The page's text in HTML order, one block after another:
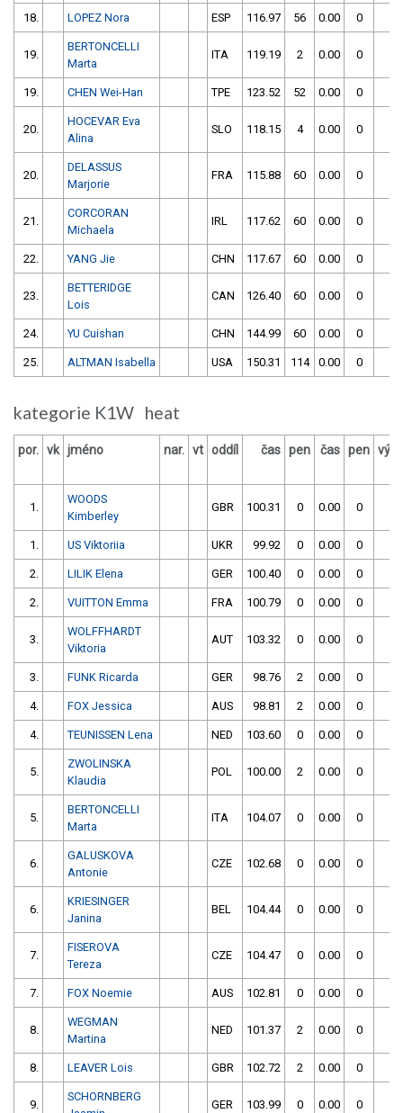
18. LOPEZ Nora ESP 116.97 56 0.00 0
19.
BERTONCELLI
Marta
ITA 119.19 2 0.00 0
19. CHEN Wei-Han TPE 123.52 52 0.00 0
20.
HOCEVAR Eva
Alina
SLO 118.15 4 0.00 0
20.
DELASSUS
Marjorie
FRA 115.88 60 0.00 0
21.
CORCORAN
Michaela
IRL 117.62 60 0.00 0
22. YANG Jie CHN 117.67 60 0.00 0
23.
BETTERIDGE
Lois
CAN 126.40 60 0.00 0
24. YU Cuishan CHN 144.99 60 0.00 0
25. ALTMAN Isabella USA 150.31 114 0.00 0
kategorie K1W heat
por. vk jméno nar. vt oddíl čas pen čas pen
1.
WOODS
Kimberley
GBR 100.31 0 0.00 0
1. US Viktoriia UKR 99.92 0 0.00 0
2. LILIK Elena GER 100.40 0 0.00 0
2. VUITTON Emma FRA 100.79 0 0.00 0
3.
WOLFFHARDT
Viktoria
AUT 103.32 0 0.00 0
3. FUNK Ricarda GER 98.76 2 0.00 0
4. FOX Jessica AUS 98.81 2 0.00 0
4. TEUNISSEN Lena NED 103.60 0 0.00 0
5.
ZWOLINSKA
Klaudia
POL 100.00 2 0.00 0
5.
BERTONCELLI
Marta
ITA 104.07 0 0.00 0
6.
GALUSKOVA
Antonie
CZE 102.68 0 0.00 0
6.
KRIESINGER
Janina
BEL 104.44 0 0.00 0
7.
FISEROVA
Tereza
CZE 104.47 0 0.00 0
7. FOX Noemie AUS 102.81 0 0.00 0
8.
WEGMAN
Martina
NED 101.37 2 0.00 0
8. LEAVER Lois GBR 102.72 2 0.00 0
9.
SCHORNBERG
GER 103.99 0 0.00 0